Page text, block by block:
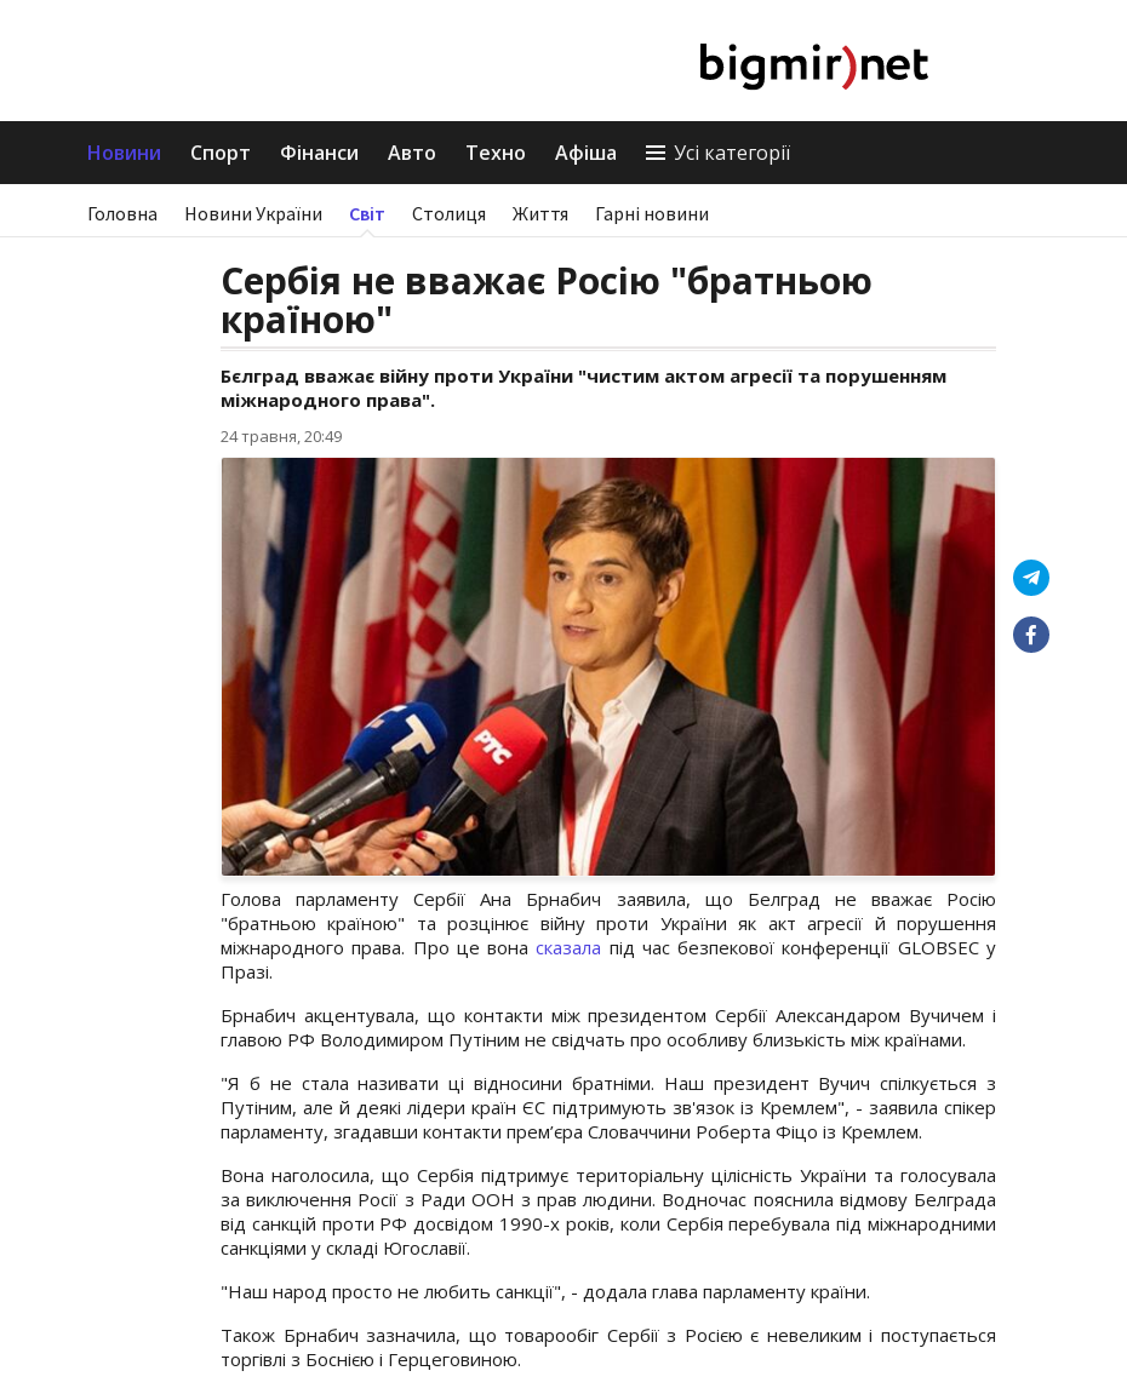
Новини Спорт Фінанси Авто Техно Афіша Усі категорії
Головна Новини України Світ Столиця Життя Гарні новини
Сербія не вважає Росію "братньою
країною"
Бєлград вважає війну проти України "чистим актом агресії та порушенням
міжнародного права".
24 травня, 20:49
Голова парламенту СербіїАна Брнабич заявила, що Белград не вважає Росію
"братньою країною" та розцінює війну проти України як акт агресії й порушення
міжнародного права. Про це вонасказала під час безпекової конференції GLOBSECу
Празі.
Брнабич акцентувала, що контакти між президентом СербіїАлександаром Вучичем і
главою РФ Володимиром Путіним не свідчать про особливу близькість між країнами.
"Я б не стала називати ці відносини братніми. Наш президент Вучич спілкується з
Путіним, але й деякі лідери країн ЄС підтримують зв'язок із Кремлем", - заявила спікер
парламенту, згадавши контакти прем’єра Словаччини Роберта Фіцо із Кремлем.
Вона наголосила, що Сербія підтримує територіальну цілісність України та голосувала
за виключення Росії з Ради ООН з прав людини. Водночас пояснила відмову Белграда
від санкцій проти РФ досвідом 1990-х років, коли Сербія перебувала під міжнародними
санкціями у складі Югославії.
"Наш народ просто не любить санкції", - додала глава парламенту країни.
Також Брнабич зазначила, що товарообіг Сербії з Росією є невеликим і поступається
торгівлі з Боснією і Герцеговиною.